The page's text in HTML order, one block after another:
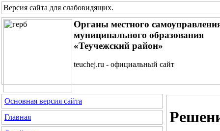
Версия сайта для слабовидящих.
Органы местного
муниципального образования
«Теучежский район»
teuchej.ru - официальный сайт
Основная версия сайта
Главная